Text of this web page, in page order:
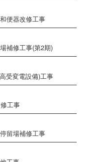
便器改修工事
補修工事(第2期)
受変電設備)工事
工事
留場補修工事